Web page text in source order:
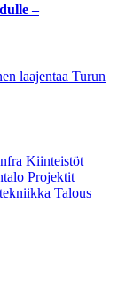
–
laajentaa Turun
Kiinteistöt
Projektit
Talous